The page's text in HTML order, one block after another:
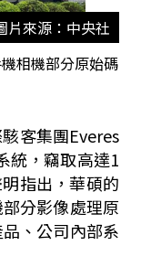
片來源：中央社
相機部分原始碼
客集團Everes
統，竊取高達1
指出，華碩的
分影像處理原
、公司內部系